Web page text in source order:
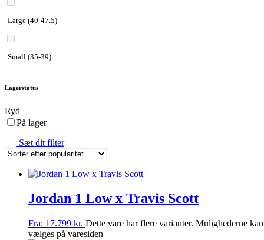
Large (40-47.5)
Small (35-39)
Lagerstatus
Ryd
På lager
Sæt dit filter
Jordan 1 Low x Travis Scott
Fra: 17.799 kr. Dette vare har flere varianter. Mulighederne kan
vælges på varesiden